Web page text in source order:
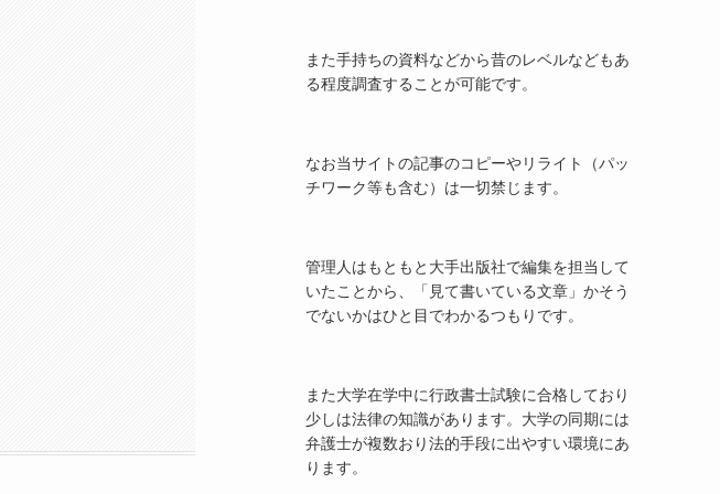
また手持ちの資料などから昔のレベルなどもあ
る程度調査することが可能です。
なお当サイトの記事のコピーやリライト（パッ
チワーク等も含む）は一切禁じます。
管理人はもともと大手出版社で編集を担当して
いたことから、「見て書いている文章」かそう
でないかはひと目でわかるつもりです。
また大学在学中に行政書士試験に合格しており
少しは法律の知識があります。大学の同期には
弁護士が複数おり法的手段に出やすい環境にあ
ります。